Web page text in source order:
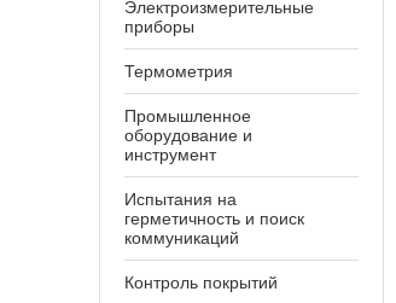
Электроизмерительные
приборы
Термометрия
Промышленное
оборудование и
инструмент
Испытания на
герметичность и поиск
коммуникаций
Контроль покрытий